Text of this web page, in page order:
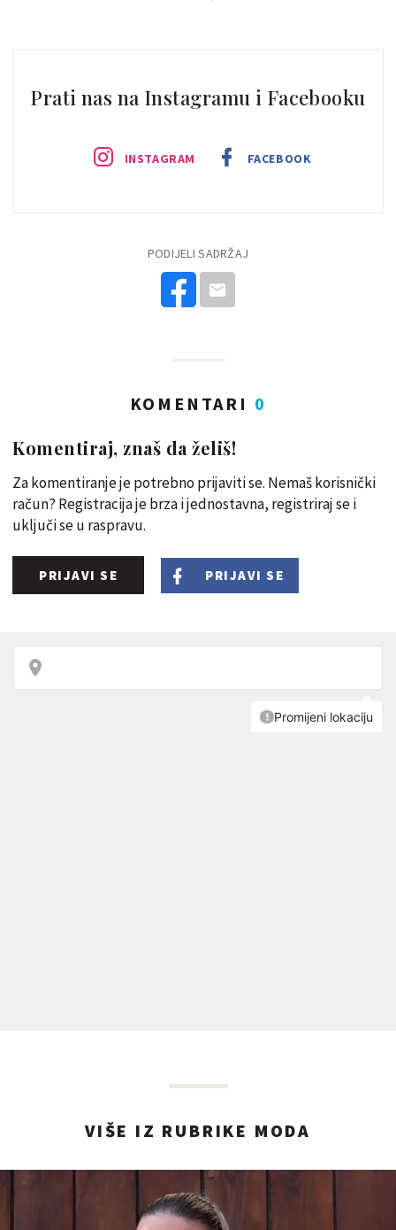
Prati nas na Instagramu i Facebooku
INSTAGRAM FACEBOOK
PODIJELI SADRŽAJ
KOMENTARI 0
Komentiraj, znaš da želiš!
Za komentiranje je potrebno prijaviti se. Nemaš korisnički
račun? Registracija je brza i jednostavna, registriraj se i
uključi se u raspravu.
PRIJAVI SE PRIJAVI SE
VIŠE IZ RUBRIKE MODA